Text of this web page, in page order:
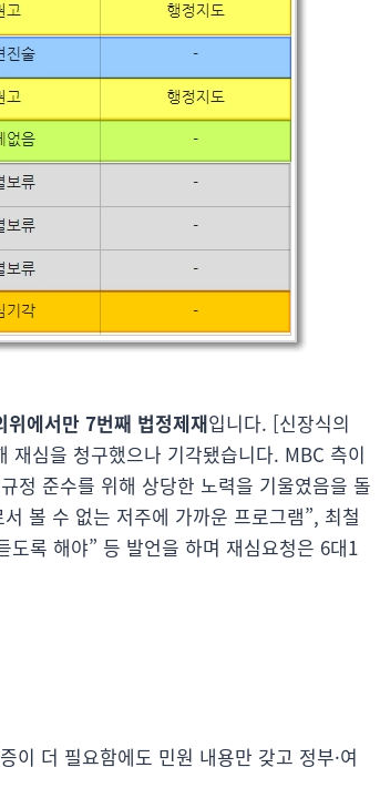
위에서만 7번째 법정제재입니다. [신장식의
심을 청구했으나 기각됐습니다. MBC 측이
정 준수를 위해 상당한 노력을 기울였음을 돌
볼 수 없는 저주에 가까운 프로그램”, 최철
록 해야” 등 발언을 하며 재심요청은 6대1
이 더 필요함에도 민원 내용만 갖고 정부·여